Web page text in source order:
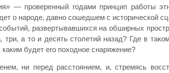
— проверенный годами принцип работы
о народе, давно сошедшем с исторической
развертывавшихся на обширных
а то и десять столетий назад? Где в
будет его походное снаряжение?
ни перед расстоянием, и, стремясь